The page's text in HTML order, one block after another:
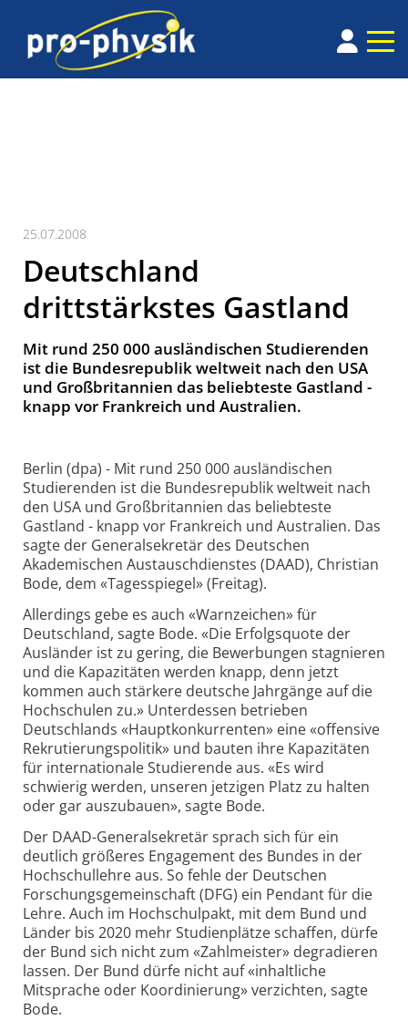
25.07.2008
Deutschland
drittstärkstes Gastland
Mit rund 250 000 ausländischen Studierenden
ist die Bundesrepublik weltweit nach den USA
und Großbritannien das beliebteste Gastland -
knapp vor Frankreich und Australien.
Berlin (dpa) - Mit rund 250 000 ausländischen
Studierenden ist die Bundesrepublik weltweit nach
den USA und Großbritannien das beliebteste
Gastland - knapp vor Frankreich und Australien. Das
sagte der Generalsekretär des Deutschen
Akademischen Austauschdienstes (DAAD), Christian
Bode, dem «Tagesspiegel» (Freitag).
Allerdings gebe es auch «Warnzeichen» für
Deutschland, sagte Bode. «Die Erfolgsquote der
Ausländer ist zu gering, die Bewerbungen stagnieren
und die Kapazitäten werden knapp, denn jetzt
kommen auch stärkere deutsche Jahrgänge auf die
Hochschulen zu.» Unterdessen betrieben
Deutschlands «Hauptkonkurrenten» eine «offensive
Rekrutierungspolitik» und bauten ihre Kapazitäten
für internationale Studierende aus. «Es wird
schwierig werden, unseren jetzigen Platz zu halten
oder gar auszubauen», sagte Bode.
Der DAAD-Generalsekretär sprach sich für ein
deutlich größeres Engagement des Bundes in der
Hochschullehre aus. So fehle der Deutschen
Forschungsgemeinschaft (DFG) ein Pendant für die
Lehre. Auch im Hochschulpakt, mit dem Bund und
Länder bis 2020 mehr Studienplätze schaffen, dürfe
der Bund sich nicht zum «Zahlmeister» degradieren
lassen. Der Bund dürfe nicht auf «inhaltliche
Mitsprache oder Koordinierung» verzichten, sagte
Bode.